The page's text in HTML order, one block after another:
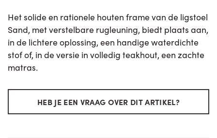
Het solide en rationele houten frame van de ligstoel
Sand, met verstelbare rugleuning, biedt plaats aan,
in de lichtere oplossing, een handige waterdichte
stof of, in de versie in volledig teakhout, een zachte
matras.
HEB JE EEN VRAAG OVER DIT ARTIKEL?